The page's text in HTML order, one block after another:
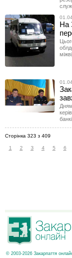
На
Сторінка 323 з 409
1 2 3 4 5 6
© 2003-2026 Закарпаття